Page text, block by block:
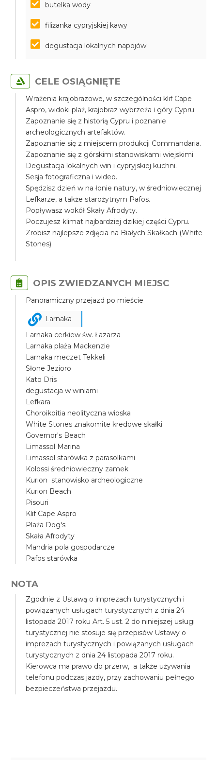
butelka wody
filiżanka cypryjskiej kawy
degustacja lokalnych napojów
CELE OSIĄGNIĘTE
Wrażenia krajobrazowe, w szczególności klif Cape
Aspro, widoki plaż, krajobraz wybrzeża i góry Cypru
Zapoznanie się z historią Cypru i poznanie
archeologicznych artefaktów.
Zapoznanie się z miejscem produkcji Commandaria.
Zapoznanie się z górskimi stanowiskami wiejskimi
Degustacja lokalnych win i cypryjskiej kuchni.
Sesja fotograficzna i wideo.
Spędzisz dzień w na łonie natury, w średniowiecznej
Lefkarze, a także starożytnym Pafos.
Popływasz wokół Skały Afrodyty.
Poczujesz klimat najbardziej dzikiej części Cypru.
Zrobisz najlepsze zdjęcia na Białych Skałkach (White
Stones)
OPIS ZWIEDZANYCH MIEJSC
Panoramiczny przejazd po mieście
Larnaka
Larnaka cerkiew św. Łazarza
Larnaka plaża Mackenzie
Larnaka meczet Tekkeli
Słone Jezioro
Kato Dris
degustacja w winiarni
Lefkara
Choroikoitia neolityczna wioska
White Stones znakomite kredowe skałki
Governor's Beach
Limassol Marina
Limassol starówka z parasolkami
Kolossi średniowieczny zamek
Kurion stanowisko archeologiczne
Kurion Beach
Pisouri
Klif Cape Aspro
Plaża Dog's
Skała Afrodyty
Mandria pola gospodarcze
Pafos starówka
NOTA
Zgodnie z Ustawą o imprezach turystycznych i
powiązanych usługach turystycznych z dnia 24
listopada 2017 roku Art. 5 ust. 2 do niniejszej usługi
turystycznej nie stosuje się przepisów Ustawy o
imprezach turystycznych i powiązanych usługach
turystycznych z dnia 24 listopada 2017 roku.
Kierowca ma prawo do przerw, a także używania
telefonu podczas jazdy, przy zachowaniu pełnego
bezpieczeństwa przejazdu.